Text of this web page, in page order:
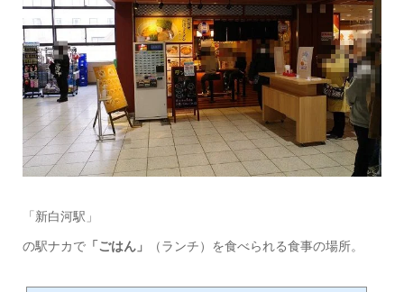
「新白河駅」
の駅ナカで「ごはん」 （ランチ）を食べられる食事の場所。